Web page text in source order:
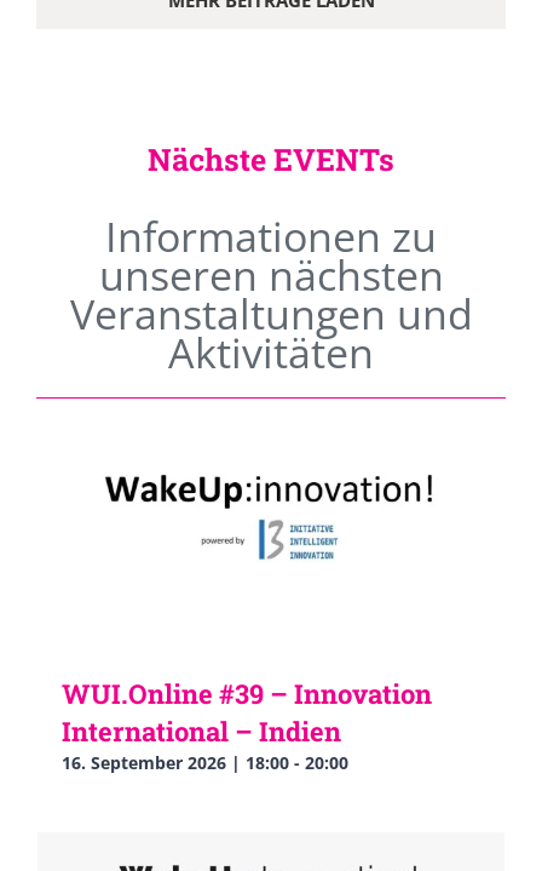
Nächste EVENTs
Informationen zu
unseren nächsten
Veranstaltungen und
Aktivitäten
WUI.Online #39 – Innovation
International – Indien
16. September 2026 | 18:00 - 20:00